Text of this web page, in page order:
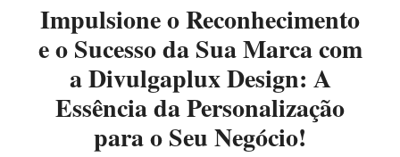
Impulsione o Reconhecimento
e o Sucesso da Sua Marca com
a Divulgaplux Design: A
Essência da Personalização
para o Seu Negócio!